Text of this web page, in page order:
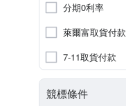
分期0利率
萊爾富取貨付款
7-11取貨付款
競標條件